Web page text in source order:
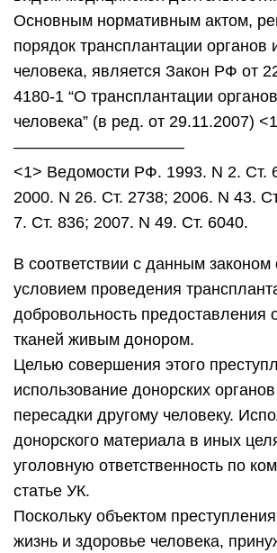
Основным нормативным актом,
порядок трансплантации органов
человека, является Закон РФ от
4180-1 “О трансплантации
человека” (в ред. от 29.11.2007)
——————————–
<1> Ведомости РФ. 1993. N 2. Ст.
2000. N 26. Ст. 2738; 2006. N 43.
7. Ст. 836; 2007. N 49. Ст. 6040.
В соответствии с данным
условием проведения
добровольность предоставления
тканей живым донором.
Целью совершения этого
использование донорских
пересадки другому человеку.
донорского материала в иных
уголовную ответственность по
статье УК.
Поскольку объектом
жизнь и здоровье человека,